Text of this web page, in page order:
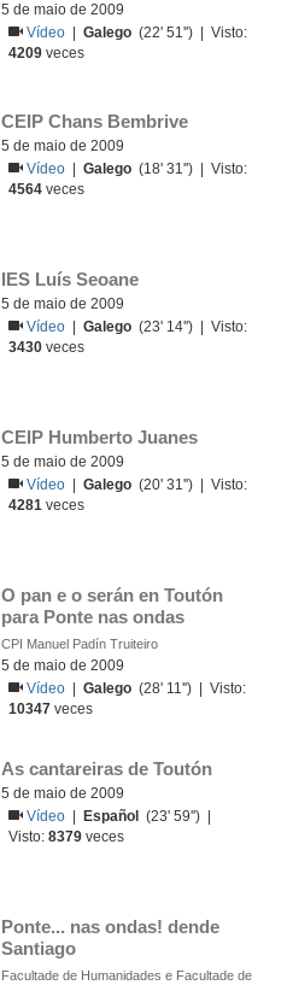
5 de maio de 2009
Vídeo
|Galego (22' 51'') | Visto:
4209 veces
CEIP Chans Bembrive
5 de maio de 2009
Vídeo
|Galego (18' 31'') | Visto:
4564 veces
IES Luís Seoane
5 de maio de 2009
Vídeo
|Galego (23' 14'') | Visto:
3430 veces
CEIP Humberto Juanes
5 de maio de 2009
Vídeo
|Galego (20' 31'') | Visto:
4281 veces
O pan e o serán en Toutón
para Ponte nas ondas
CPI Manuel Padín Truiteiro
5 de maio de 2009
Vídeo
|Galego (28' 11'') | Visto:
10347 veces
As cantareiras de Toutón
5 de maio de 2009
Vídeo
Español
(23' 59'') |
Visto:8379 veces
Ponte... nas ondas! dende
Santiago
Facultade de Humanidades e Facultade de